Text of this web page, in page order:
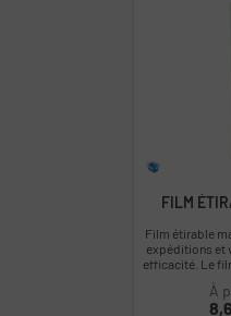
FILM
Film étirable
expéditions et
efficacité. Le film étirable manuel est
un
À
Prix